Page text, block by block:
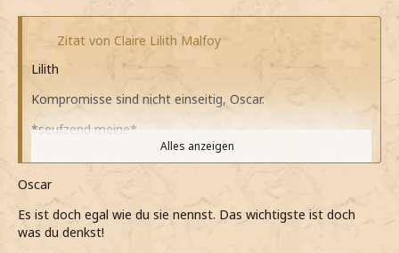
Zitat von Claire Lilith Malfoy
Lilith
Kompromisse sind nicht einseitig, Oscar.
*seufzend meine*
Wir wollen doch beide etwas erreichen.
*hinterherschiebe*
*weiß, dass wir beide etwas möchten und das mit
gegenseitiger Unterstützung erreichen können*
Alles anzeigen
Oscar
Es ist doch egal wie du sie nennst. Das wichtigste ist doch
was du denkst!